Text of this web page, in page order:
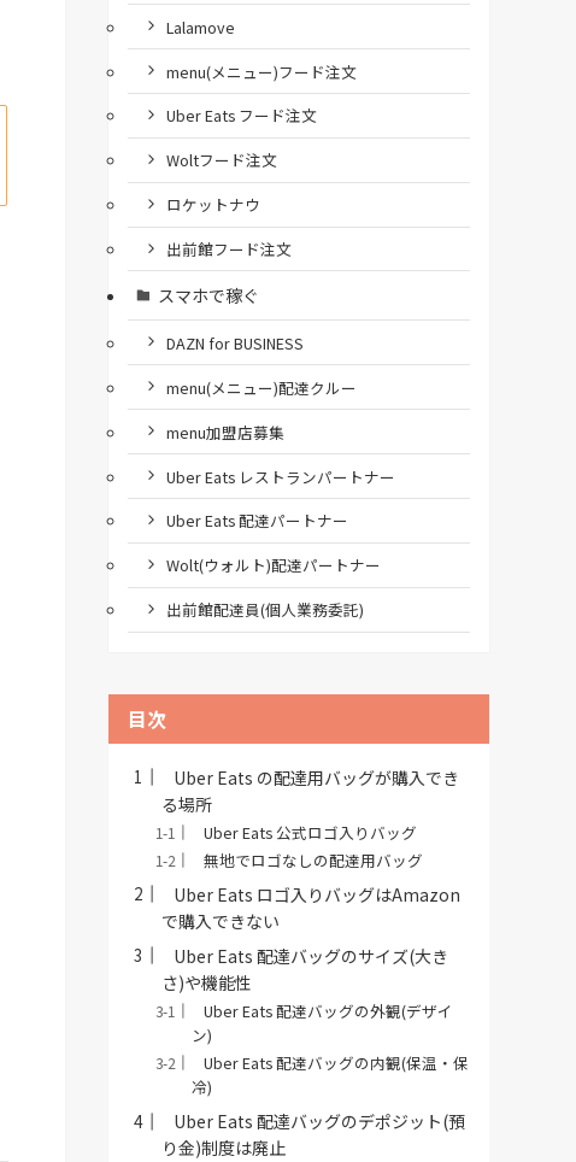
Lalamove
menu(メニュー)フード注文
Uber Eats フード注文
Woltフード注文
ロケットナウ
出前館フード注文
スマホで稼ぐ
DAZN for BUSINESS
menu(メニュー)配達クルー
menu加盟店募集
Uber Eats レストランパートナー
Uber Eats 配達パートナー
Wolt(ウォルト)配達パートナー
出前館配達員(個人業務委託)
目次
Uber Eats の配達用バッグが購入でき
る場所
Uber Eats 公式ロゴ入りバッグ
無地でロゴなしの配達用バッグ
Uber Eats ロゴ入りバッグはAmazon
で購入できない
Uber Eats 配達バッグのサイズ(大き
さ)や機能性
Uber Eats 配達バッグの外観(デザイ
ン)
Uber Eats 配達バッグの内観(保温・保
冷)
Uber Eats 配達バッグのデポジット(預
り金)制度は廃止